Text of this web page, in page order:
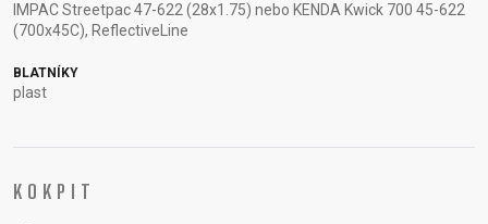
IMPAC Streetpac 47-622 (28x1.75) nebo KENDA Kwick 700 45-622
(700x45C), ReflectiveLine
BLATNÍKY
plast
KOKPIT